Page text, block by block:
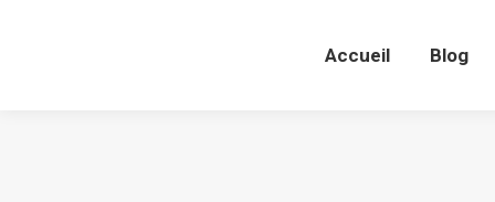
Accueil Blog